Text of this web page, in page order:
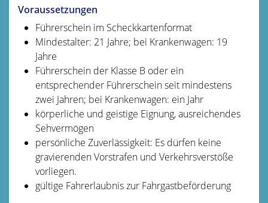
Voraussetzungen
Führerschein im Scheckkartenformat
Mindestalter: 21 Jahre; bei Krankenwagen: 19
Jahre
Führerschein der Klasse B oder ein
entsprechender Führerschein seit mindestens
zwei Jahren; bei Krankenwagen: ein Jahr
körperliche und geistige Eignung, ausreichendes
Sehvermögen
persönliche Zuverlässigkeit: Es dürfen keine
gravierenden Vorstrafen und Verkehrsverstöße
vorliegen.
gültige Fahrerlaubnis zur Fahrgastbeförderung